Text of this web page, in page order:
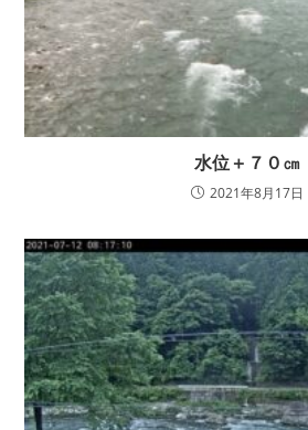
水位＋７０㎝
2021年8月17日